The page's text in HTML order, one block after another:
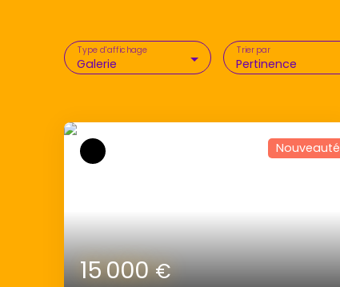
Galerie
Type d'affichage
Pertinence
Trier par
15 000€
Nouveauté